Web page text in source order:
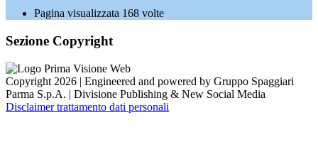
Pagina visualizzata 168 volte
Sezione Copyright
Copyright 2026 | Engineered and powered by Gruppo Spaggiari
Parma S.p.A. | Divisione Publishing & New Social Media
Disclaimer trattamento dati personali